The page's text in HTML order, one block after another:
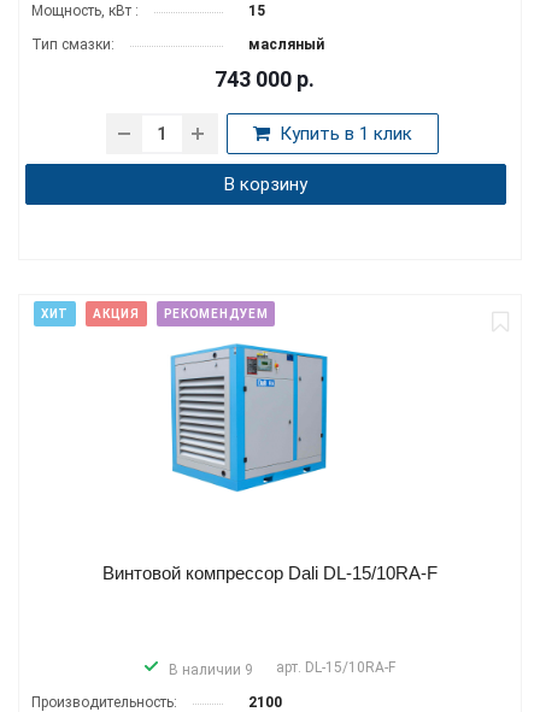
Мощность, кВт :
15
Тип смазки:
масляный
743 000 р.
Купить в 1 клик
В корзину
ХИТ АКЦИЯ РЕКОМЕНДУЕМ
Винтовой компрессор Dali DL-15/10RA-F
В наличии 9 арт. DL-15/10RA-F
Производитель­ность:
2100